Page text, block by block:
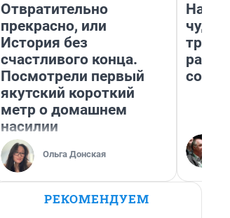
Отвратительно
прекрасно, или
История без
счастливого конца.
Посмотрели первый
якутский короткий
метр о домашнем
насилии
Ольга Донская
РЕКОМЕНДУЕМ